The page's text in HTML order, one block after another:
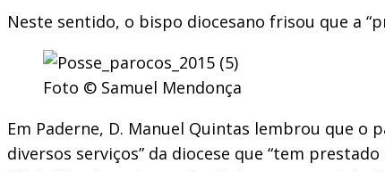
Neste sentido, o bispo diocesano frisou que a
Foto © Samuel Mendonça
Em Paderne, D. Manuel Quintas lembrou que o
diversos serviços” da diocese que “tem